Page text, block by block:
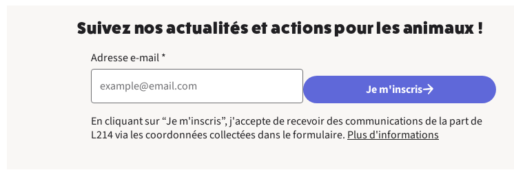
Suivez nos actualités et actions pour les animaux !
Adresse e-mail*
Je m'inscris
En cliquant sur “Je m'inscris”, j'accepte de recevoir des communications de la part de
L214 via les coordonnées collectées dans le formulaire. Plus d'informations